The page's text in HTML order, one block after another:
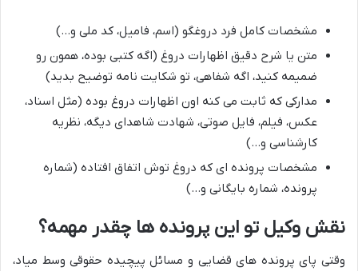
مشخصات کامل فرد دروغگو (اسم، فامیل، کد ملی و…)
متن یا شرح دقیق اظهارات دروغ (اگه کتبی بوده، همون رو
ضمیمه کنید، اگه شفاهی، تو شکایت نامه توضیح بدید)
مدارکی که ثابت می کنه اون اظهارات دروغ بوده (مثل اسناد،
عکس، فیلم، فایل صوتی، شهادت شاهدای دیگه، نظریه
کارشناسی و…)
مشخصات پرونده ای که دروغ توش اتفاق افتاده (شماره
پرونده، شماره بایگانی و…)
نقش وکیل تو این پرونده ها چقدر مهمه؟
وقتی پای پرونده های قضایی و مسائل پیچیده حقوقی وسط میاد،